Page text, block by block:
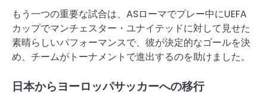
もう一つの重要な試合は、ASローマでプレー中にUEFA
カップでマンチェスター・ユナイテッドに対して見せた
素晴らしいパフォーマンスで、彼が決定的なゴールを決
め、チームがトーナメントで進出するのを助けました。
日本からヨーロッパサッカーへの移行